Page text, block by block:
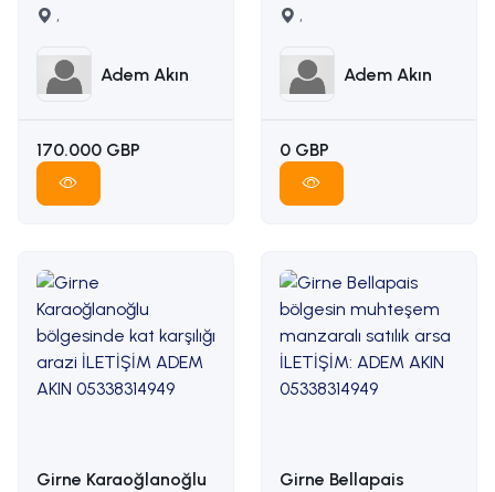
satilik arsa İLETİŞİM
05338314949
,
Adem Akın
170.000 GBP
karşılığı arazi
05338314949
,
Adem Akın
0 GBP
Girne Karaoğlanoğlu
Girne Bellapais